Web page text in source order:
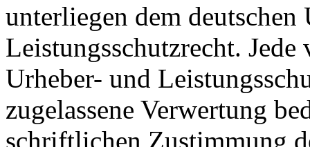
unterliegen dem deutschen
Leistungsschutzrecht. Jede
Urheber- und
zugelassene Verwertung
schriftlichen Zustimmung